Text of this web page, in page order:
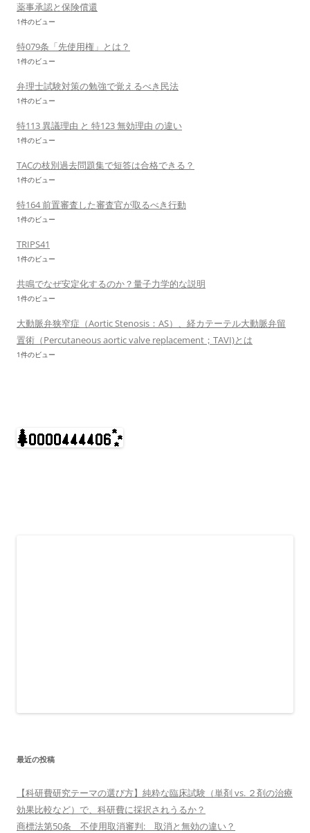
薬事承認と保険償還
1件のビュー
特079条「先使用権」とは？
1件のビュー
弁理士試験対策の勉強で覚えるべき民法
1件のビュー
特113 異議理由 と 特123 無効理由 の違い
1件のビュー
TACの枝別過去問題集で短答は合格できる？
1件のビュー
特164 前置審査した審査官が取るべき行動
1件のビュー
TRIPS41
1件のビュー
共鳴でなぜ安定化するのか？量子力学的な説明
1件のビュー
大動脈弁狭窄症（Aortic Stenosis：AS）、経カテーテル大動脈弁留
置術（Percutaneous aortic valve replacement；TAVI)とは
1件のビュー
最近の投稿
【科研費研究テーマの選び方】純粋な臨床試験（単剤 vs. ２剤の治療
効果比較など）で、科研費に採択されうるか？
商標法第50条 不使用取消審判: 取消と無効の違い？